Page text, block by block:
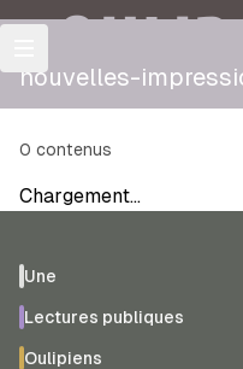
nouvelles-
0 contenus
Chargement…
Une
Lectures publiques
Oulipiens